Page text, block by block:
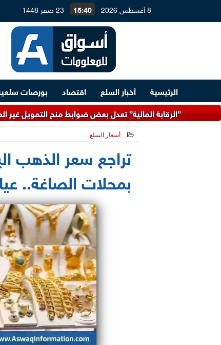
8 أغسطس 2026 15:40 23 صفر 1448
الرئيسية أخبار السلع اقتصاد بورصات
المالية” تعدل بعض ضوابط منح التمويل غير المصرفي
أسعار السلع
بمحلات الصاغة.. عيار 21